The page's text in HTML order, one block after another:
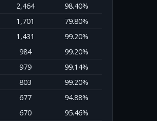
2,464
98.40%
1,701
79.80%
1,431
99.20%
984
99.20%
979
99.14%
803
99.20%
677
94.88%
670
95.46%